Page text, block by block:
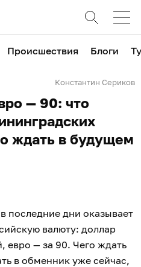
Происшествия Блоги
Константин Сериков
— 90: что
ждать в будущем
последние дни оказывает
валюту: доллар
евро — за 90. Чего ждать
в обменник уже сейчас,